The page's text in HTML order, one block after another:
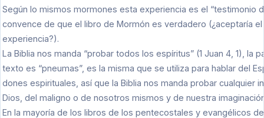
Según lo mismos mormones esta experiencia es el “testimonio
convence de que el libro de Mormón es verdadero (¿aceptaría
experiencia?).
La Biblia nos manda “probar todos los espíritus” (1 Juan 4, 1), la
texto es “pneumas”, es la misma que se utiliza para hablar del
dones espirituales, así que la Biblia nos manda probar cualquier
Dios, del maligno o de nosotros mismos y de nuestra
En la mayoría de los libros de los pentecostales y evangélicos